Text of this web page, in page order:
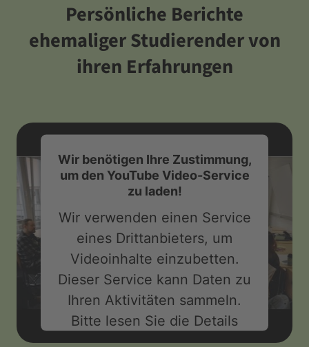
Persönliche Berichte
ehemaliger Studierender von
ihren Erfahrungen
Wir benötigen Ihre Zustimmung,
um den YouTube Video-Service
zu laden!
Wir verwenden einen Service
eines Drittanbieters, um
Videoinhalte einzubetten.
Dieser Service kann Daten zu
Ihren Aktivitäten sammeln.
Bitte lesen Sie die Details
durch und stimmen Sie der